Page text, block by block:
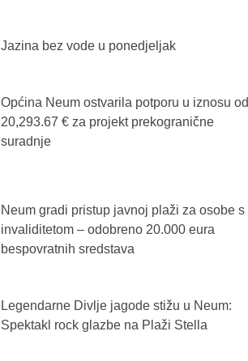
Jazina bez vode u ponedjeljak
Općina Neum ostvarila potporu u iznosu od
20,293.67 € za projekt prekogranične
suradnje
Neum gradi pristup javnoj plaži za osobe s
invaliditetom – odobreno 20.000 eura
bespovratnih sredstava
Legendarne Divlje jagode stižu u Neum:
Spektakl rock glazbe na Plaži Stella